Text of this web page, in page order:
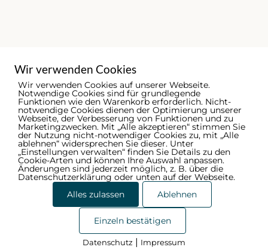
© 2026 - Ammerländer Schützenbund | by
Datenschutzerklärung
Wir verwenden Cookies
Wir verwenden Cookies auf unserer Webseite.
Notwendige Cookies sind für grundlegende
Funktionen wie den Warenkorb erforderlich. Nicht-
notwendige Cookies dienen der Optimierung unserer
Webseite, der Verbesserung von Funktionen und zu
Marketingzwecken. Mit „Alle akzeptieren“ stimmen Sie
der Nutzung nicht-notwendiger Cookies zu, mit „Alle
ablehnen“ widersprechen Sie dieser. Unter
„Einstellungen verwalten“ finden Sie Details zu den
Cookie-Arten und können Ihre Auswahl anpassen.
Änderungen sind jederzeit möglich, z. B. über die
Datenschutzerklärung oder unten auf der Webseite.
Alles zulassen
Ablehnen
Einzeln bestätigen
Datenschutz | Impressum